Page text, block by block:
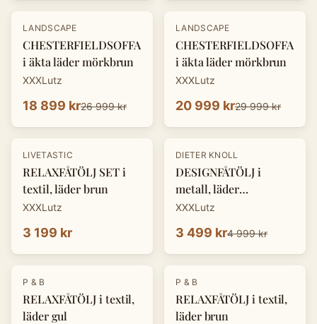
- 30%
LANDSCAPE
CHESTERFIELDSOFFA
i äkta läder mörkbrun
XXXLutz
18 899 kr26 999 kr
- 30%
LANDSCAPE
CHESTERFIELDSOFFA
i äkta läder mörkbrun
XXXLutz
20 999 kr29 999 kr
LIVETASTIC
RELAXFÅTÖLJ SET i
textil, läder brun
XXXLutz
3 199 kr
-30%
DIETER KNOLL
DESIGNFÅTÖLJ i
metall, läder
cognacfärgad
XXXLutz
3 499 kr4 999 kr
P & B
RELAXFÅTÖLJ i textil,
läder gul
P & B
RELAXFÅTÖLJ i textil,
läder brun